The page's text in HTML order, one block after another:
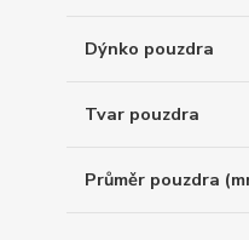
Dýnko pouzdra
Tvar pouzdra
Průměr pouzdra